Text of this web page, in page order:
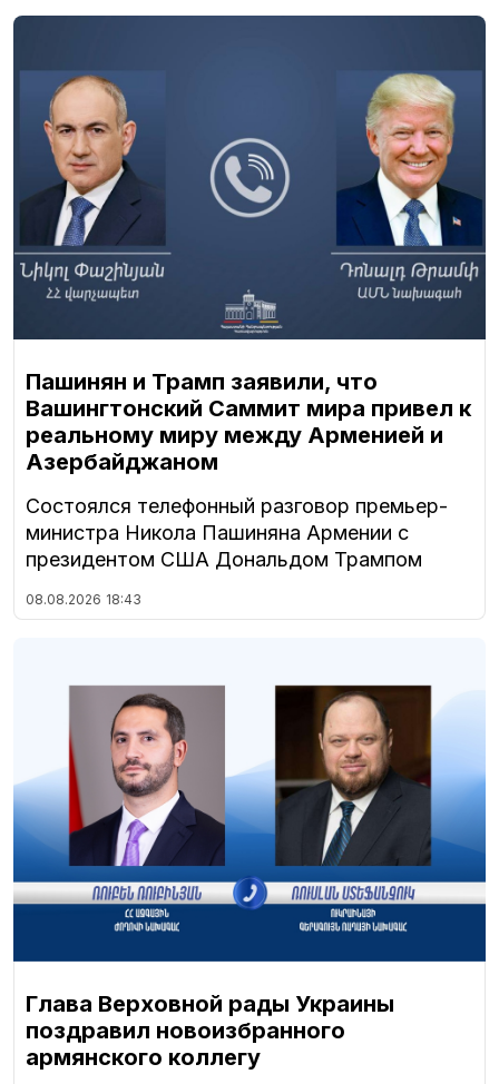
Пашинян и Трамп заявили, что
Вашингтонский Саммит мира привел к
реальному миру между Арменией и
Азербайджаном
Состоялся телефонный разговор премьер-
министра Никола Пашиняна Армении с
президентом США Дональдом Трампом
08.08.2026 18:43
Глава Верховной рады Украины
поздравил новоизбранного
армянского коллегу